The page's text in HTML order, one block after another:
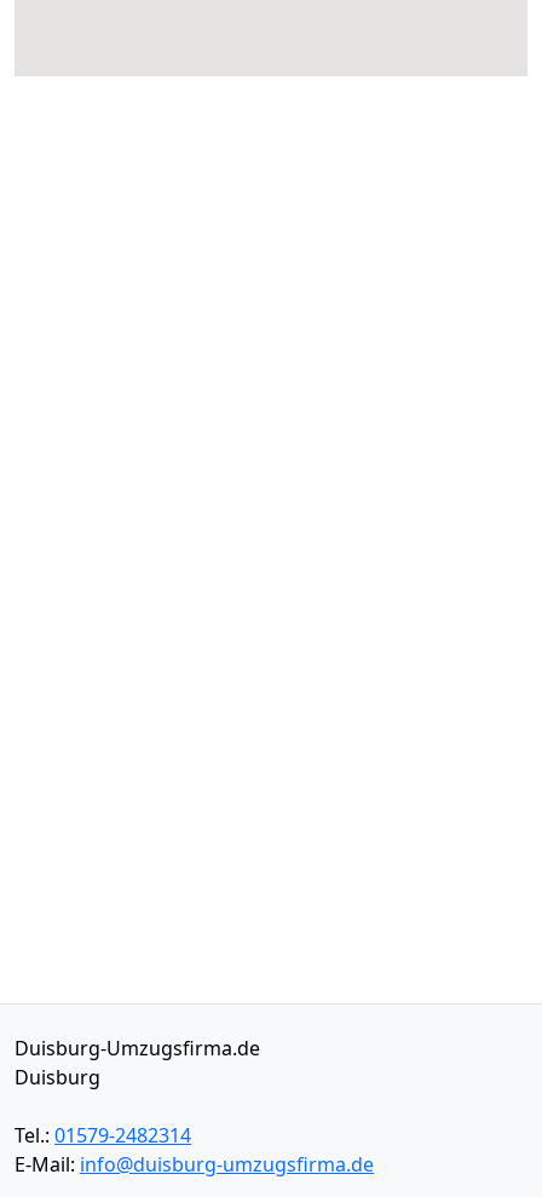
Duisburg-Umzugsfirma.de
Duisburg
Tel.: 01579-2482314
E-Mail: info@duisburg-umzugsfirma.de